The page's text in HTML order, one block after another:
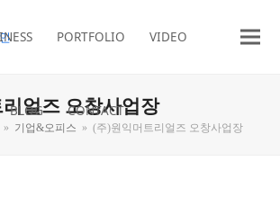
PORTFOLIO VIDEO
BLOG CONTACT
얼즈 오창사업장
» 기업&오피스 » (주)원익머트리얼즈 오창사업장